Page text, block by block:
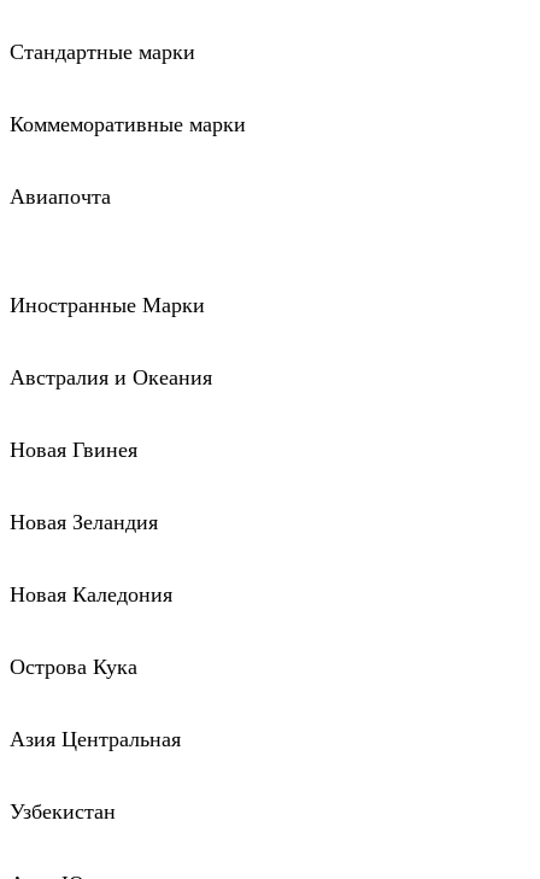
Стандартные марки
Коммеморативные марки
Авиапочта
Иностранные Марки
Австралия и Океания
Новая Гвинея
Новая Зеландия
Новая Каледония
Острова Кука
Азия Центральная
Узбекистан